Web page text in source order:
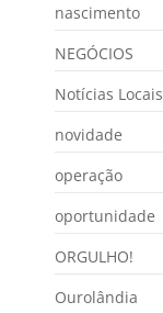
nascimento
NEGÓCIOS
Notícias Locais
novidade
operação
oportunidade
ORGULHO!
Ourolândia